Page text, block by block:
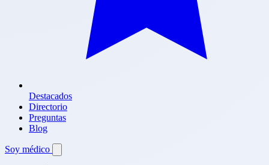
Destacados
Directorio
Preguntas
Blog
Soy médico